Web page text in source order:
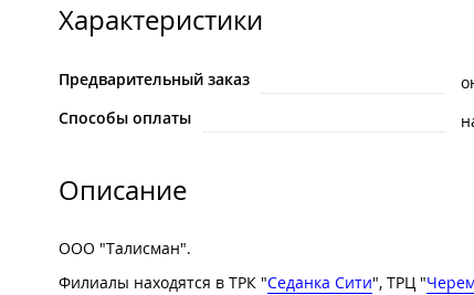
Характеристики
Предварительный заказ
Способы оплаты
Описание
ООО "Талисман".
Филиалы находятся в ТРК "Седанка Сити", ТРЦ "